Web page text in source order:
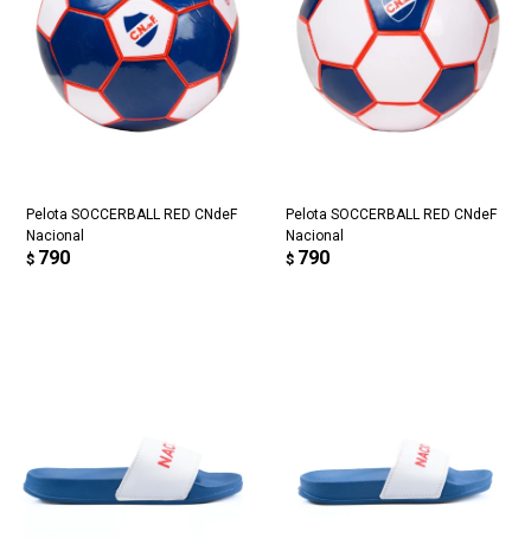
Pelota SOCCERBALL RED CNdeF
Nacional
$ 790
Pelota SOCCERBALL RED CNdeF
Nacional
$ 790